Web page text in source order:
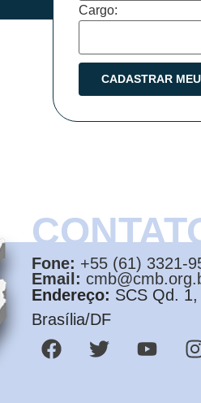
Cargo:
Fone: +55 (61) 3321-
Email:
Endereço: SCS Qd.
Brasília/DF